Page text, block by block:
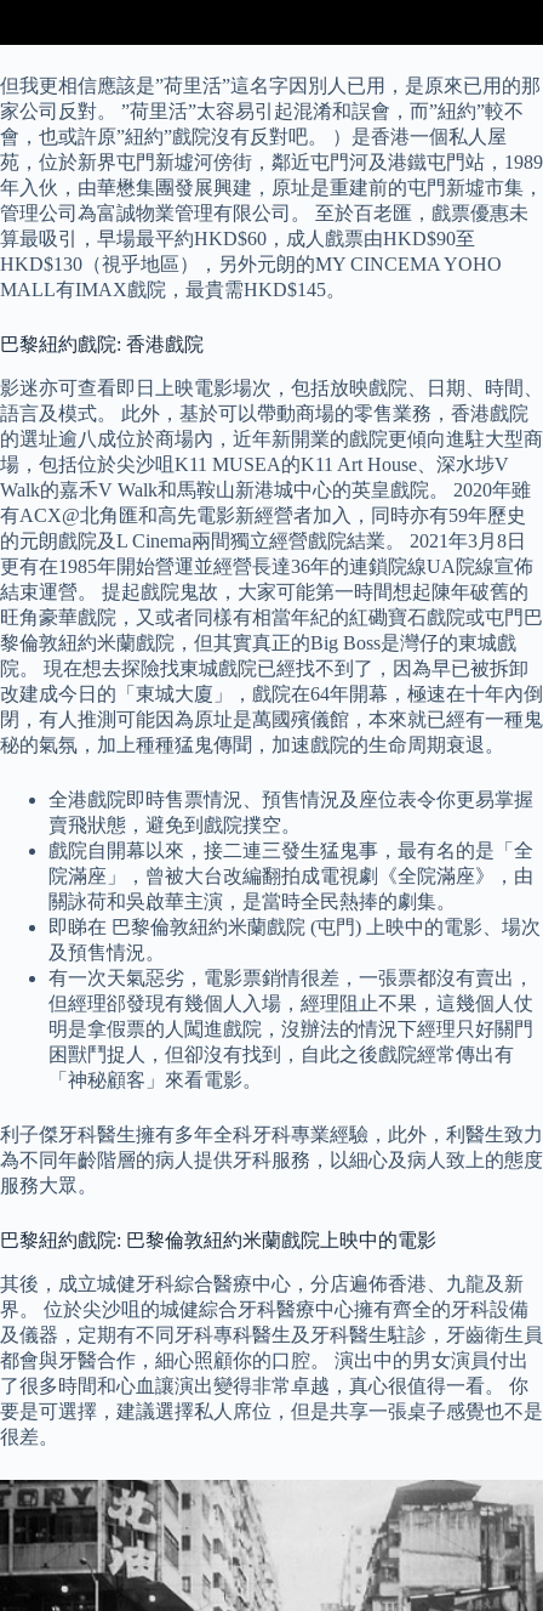
但我更相信應該是”荷里活”這名字因別人已用，是原來已用的那
家公司反對。 ”荷里活”太容易引起混淆和誤會，而”紐約”較不
會，也或許原”紐約”戲院沒有反對吧。 ）是香港一個私人屋
苑，位於新界屯門新墟河傍街，鄰近屯門河及港鐵屯門站，1989
年入伙，由華懋集團發展興建，原址是重建前的屯門新墟市集，
管理公司為富誠物業管理有限公司。 至於百老匯，戲票優惠未
算最吸引，早場最平約HKD$60，成人戲票由HKD$90至
HKD$130（視乎地區），另外元朗的MY CINCEMA YOHO
MALL有IMAX戲院，最貴需HKD$145。
巴黎紐約戲院: 香港戲院
影迷亦可查看即日上映電影場次，包括放映戲院、日期、時間、
語言及模式。 此外，基於可以帶動商場的零售業務，香港戲院
的選址逾八成位於商場內，近年新開業的戲院更傾向進駐大型商
場，包括位於尖沙咀K11 MUSEA的K11 Art House、深水埗V
Walk的嘉禾V Walk和馬鞍山新港城中心的英皇戲院。 2020年雖
有ACX@北角匯和高先電影新經營者加入，同時亦有59年歷史
的元朗戲院及L Cinema兩間獨立經營戲院結業。 2021年3月8日
更有在1985年開始營運並經營長達36年的連鎖院線UA院線宣佈
結束運營。 提起戲院鬼故，大家可能第一時間想起陳年破舊的
旺角豪華戲院，又或者同樣有相當年紀的紅磡寶石戲院或屯門巴
黎倫敦紐約米蘭戲院，但其實真正的Big Boss是灣仔的東城戲
院。 現在想去探險找東城戲院已經找不到了，因為早已被拆卸
改建成今日的「東城大廈」，戲院在64年開幕，極速在十年內倒
閉，有人推測可能因為原址是萬國殯儀館，本來就已經有一種鬼
秘的氣氛，加上種種猛鬼傳聞，加速戲院的生命周期衰退。
全港戲院即時售票情況、預售情況及座位表令你更易掌握
賣飛狀態，避免到戲院撲空。
戲院自開幕以來，接二連三發生猛鬼事，最有名的是「全
院滿座」，曾被大台改編翻拍成電視劇《全院滿座》，由
關詠荷和吳啟華主演，是當時全民熱捧的劇集。
即睇在 巴黎倫敦紐約米蘭戲院 (屯門) 上映中的電影、場次
及預售情況。
有一次天氣惡劣，電影票銷情很差，一張票都沒有賣出，
但經理郤發現有幾個人入場，經理阻止不果，這幾個人仗
明是拿假票的人闖進戲院，沒辦法的情況下經理只好關門
困獸鬥捉人，但卻沒有找到，自此之後戲院經常傳出有
「神秘顧客」來看電影。
利子傑牙科醫生擁有多年全科牙科專業經驗，此外，利醫生致力
為不同年齡階層的病人提供牙科服務，以細心及病人致上的態度
服務大眾。
巴黎紐約戲院: 巴黎倫敦紐約米蘭戲院上映中的電影
其後，成立城健牙科綜合醫療中心，分店遍佈香港、九龍及新
界。 位於尖沙咀的城健綜合牙科醫療中心擁有齊全的牙科設備
及儀器，定期有不同牙科專科醫生及牙科醫生駐診，牙齒衛生員
都會與牙醫合作，細心照顧你的口腔。 演出中的男女演員付出
了很多時間和心血讓演出變得非常卓越，真心很值得一看。 你
要是可選擇，建議選擇私人席位，但是共享一張桌子感覺也不是
很差。